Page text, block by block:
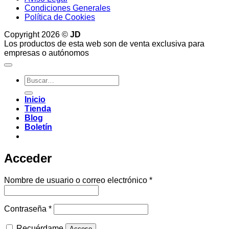
Condiciones Generales
Política de Cookies
Copyright 2026 © JD
Los productos de esta web son de venta exclusiva para
empresas o autónomos
Buscar
por:
Inicio
Tienda
Blog
Boletín
Acceder
Nombre de usuario o correo electrónico *Obligatorio
Contraseña *Obligatorio